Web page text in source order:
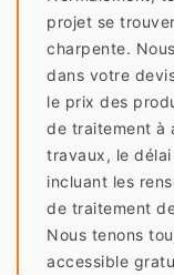
projet se
charpente.
dans votre
le prix des
de traitement à
travaux, le
incluant les
de traitement
Nous tenons
accessible